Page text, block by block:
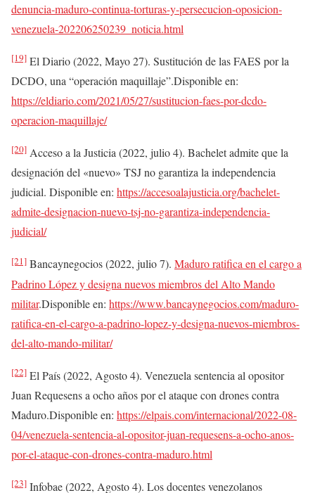
denuncia-maduro-continua-torturas-y-persecucion-oposicion-
venezuela-202206250239_noticia.html
[19] El Diario (2022, Mayo 27). Sustitución de las FAES por la
DCDO, una “operación maquillaje”.Disponible en:
https://eldiario.com/2021/05/27/sustitucion-faes-por-dcdo-
operacion-maquillaje/
[20] Acceso a la Justicia (2022, julio 4). Bachelet admite que la
designación del «nuevo» TSJ no garantiza la independencia
judicial. Disponible en: https://accesoalajusticia.org/bachelet-
admite-designacion-nuevo-tsj-no-garantiza-independencia-
judicial/
[21] Bancaynegocios (2022, julio 7). Maduro ratifica en el cargo a
Padrino López y designa nuevos miembros del Alto Mando
militar.Disponible en: https://www.bancaynegocios.com/maduro-
ratifica-en-el-cargo-a-padrino-lopez-y-designa-nuevos-miembros-
del-alto-mando-militar/
[22] El País (2022, Agosto 4). Venezuela sentencia al opositor
Juan Requesens a ocho años por el ataque con drones contra
Maduro.Disponible en: https://elpais.com/internacional/2022-08-
04/venezuela-sentencia-al-opositor-juan-requesens-a-ocho-anos-
por-el-ataque-con-drones-contra-maduro.html
[23] Infobae (2022, Agosto 4). Los docentes venezolanos